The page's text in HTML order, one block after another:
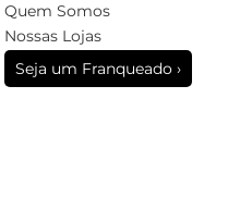
Quem Somos
Nossas Lojas
Seja um Franqueado ›